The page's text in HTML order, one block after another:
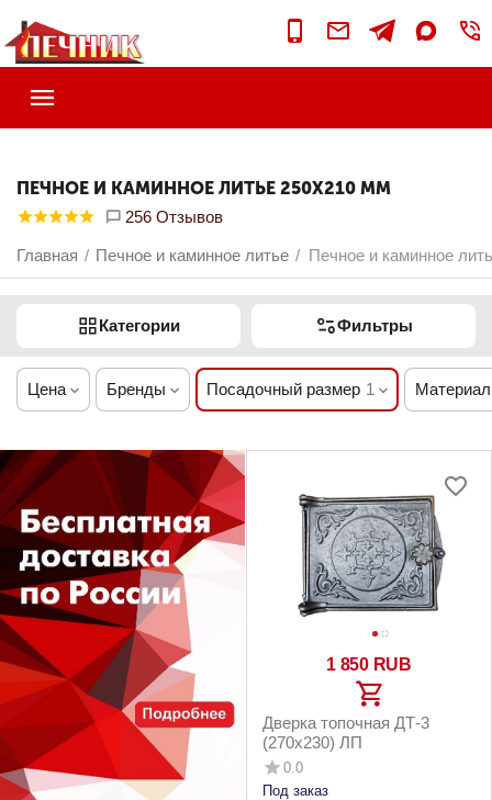
ПЕЧНОЕ И КАМИННОЕ ЛИТЬЕ 250Х210 ММ
256 Отзывов
Главная / Печное и каминное литье / Печное и каминное
Категории Фильтры
Цена Бренды Посадочный размер 1 Материал
1 850 RUB
Дверка топочная ДТ-3
(270х230) ЛП
0.0
Под заказ